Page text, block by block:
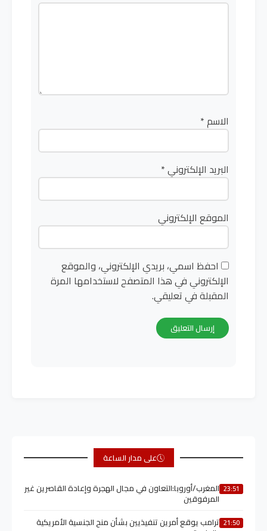
الاسم*
البريد الإلكتروني*
الموقع الإلكتروني
احفظ اسمي، بريدي الإلكتروني، والموقع
الإلكتروني في هذا المتصفح لاستخدامها المرة
المقبلة في تعليقي.
على مدار الساعة
23:51 المغرب/أوروبا:التعاون في مجال الهجرة وإعادة القاصرين غير
المرفوقين
21:50 ترامب يوقع أمرين تنفيذيين بشأن منح الجنسية الأمريكية